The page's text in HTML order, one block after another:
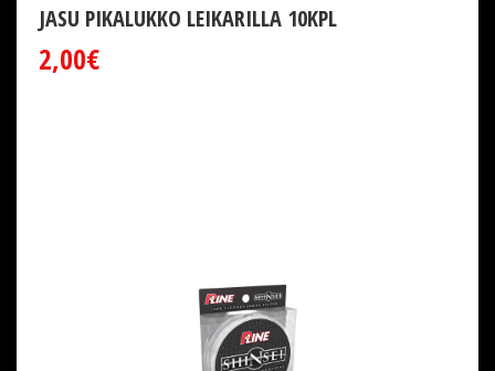
JASU PIKALUKKO LEIKARILLA 10KPL
2,00€